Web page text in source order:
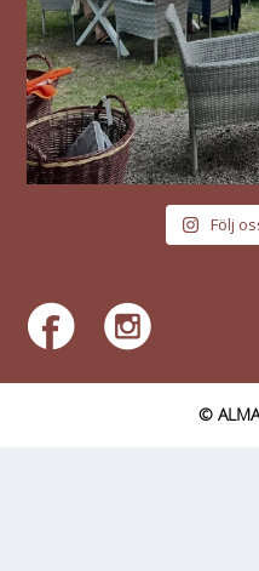
Följ
©